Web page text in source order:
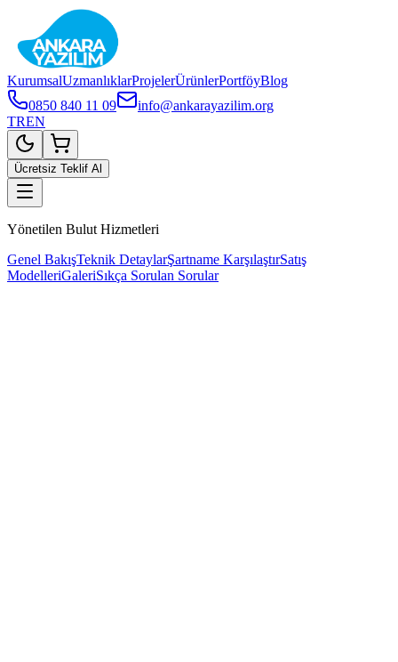
KurumsalUzmanlıklarProjelerÜrünlerPortföyBlog
0850 840 11 09
info@ankarayazilim.org
TREN
Ücretsiz Teklif Al
Yönetilen Bulut Hizmetleri
Genel BakışTeknik DetaylarŞartname KarşılaştırSatış
ModelleriGaleriSıkça Sorulan Sorular